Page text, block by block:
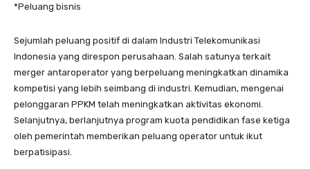
*Peluang bisnis
Sejumlah peluang positif di dalam Industri Telekomunikasi
Indonesia yang direspon perusahaan. Salah satunya terkait
merger antaroperator yang berpeluang meningkatkan dinamika
kompetisi yang lebih seimbang di industri. Kemudian, mengenai
pelonggaran PPKM telah meningkatkan aktivitas ekonomi.
Selanjutnya, berlanjutnya program kuota pendidikan fase ketiga
oleh pemerintah memberikan peluang operator untuk ikut
berpatisipasi.